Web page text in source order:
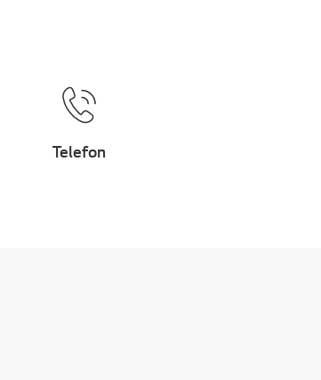
Telefon